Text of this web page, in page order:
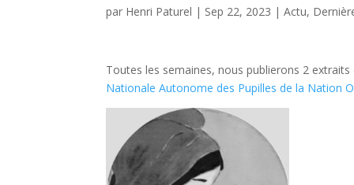
par Henri Paturel | Sep 22, 2023 |Actu,
Toutes les semaines, nous publierons 2
Nationale Autonome des Pupilles de la Nation